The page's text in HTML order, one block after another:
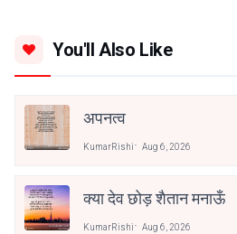
You'll Also Like
अपनत्व
KumarRishi Aug 6, 2026
क्या देव छोड़ शैतान मनाऊँ
KumarRishi Aug 6, 2026